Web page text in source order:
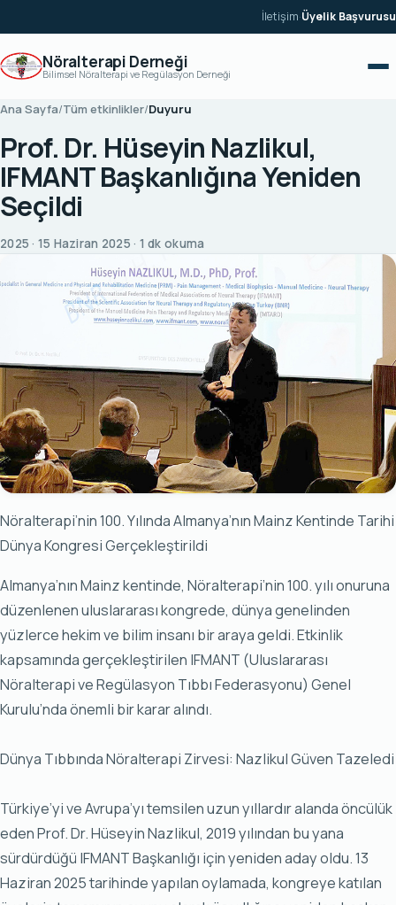
İletişim·Üyelik Başvurusu
Nöralterapi Derneği
Bilimsel Nöralterapi ve Regülasyon Derneği
Ana Sayfa/Tüm etkinlikler/Duyuru
Prof. Dr. Hüseyin Nazlikul,
IFMANT Başkanlığına Yeniden
Seçildi
2025 · 15 Haziran 2025 · 1 dk okuma
Nöralterapi’nin 100. Yılında Almanya’nın Mainz Kentinde Tarihi
Dünya Kongresi Gerçekleştirildi
Almanya’nın Mainz kentinde, Nöralterapi’nin 100. yılı onuruna
düzenlenen uluslararası kongrede, dünya genelinden
yüzlerce hekim ve bilim insanı bir araya geldi. Etkinlik
kapsamında gerçekleştirilen IFMANT (Uluslararası
Nöralterapi ve Regülasyon Tıbbı Federasyonu) Genel
Kurulu’nda önemli bir karar alındı.
Dünya Tıbbında Nöralterapi Zirvesi: Nazlikul Güven Tazeledi
Türkiye’yi ve Avrupa’yı temsilen uzun yıllardır alanda öncülük
eden Prof. Dr. Hüseyin Nazlikul, 2019 yılından bu yana
sürdürdüğü IFMANT Başkanlığı için yeniden aday oldu. 13
Haziran 2025 tarihinde yapılan oylamada, kongreye katılan